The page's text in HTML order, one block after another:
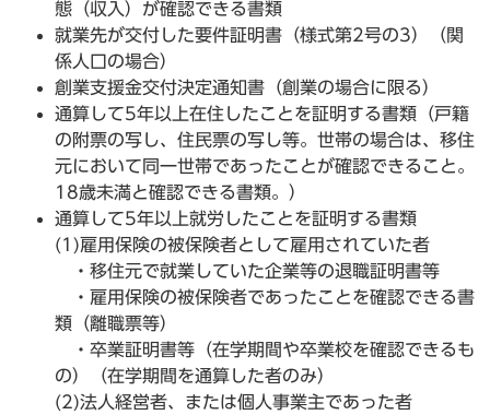
態（収入）が確認できる書類
就業先が交付した要件証明書（様式第2号の3）（関
係人口の場合）
創業支援金交付決定通知書（創業の場合に限る）
通算して5年以上在住したことを証明する書類（戸籍
の附票の写し、住民票の写し等。世帯の場合は、移住
元において同一世帯であったことが確認できること。
18歳未満と確認できる書類。）
通算して5年以上就労したことを証明する書類
(1)雇用保険の被保険者として雇用されていた者
・移住元で就業していた企業等の退職証明書等
・雇用保険の被保険者であったことを確認できる書
類（離職票等）
・卒業証明書等（在学期間や卒業校を確認できるも
の）（在学期間を通算した者のみ）
(2)法人経営者、または個人事業主であった者